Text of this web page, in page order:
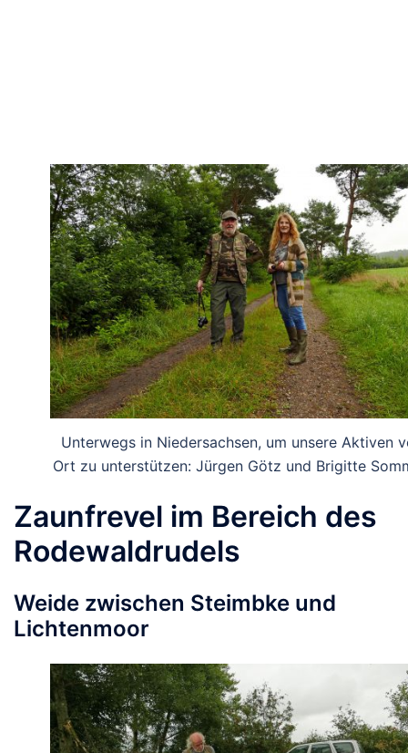
Unterwegs in Niedersachsen, um unsere Aktiven
Ort zu unterstützen: Jürgen Götz und Brigitte
Zaunfrevel im Bereich des
Rodewaldrudels
Weide zwischen Steimbke und
Lichtenmoor